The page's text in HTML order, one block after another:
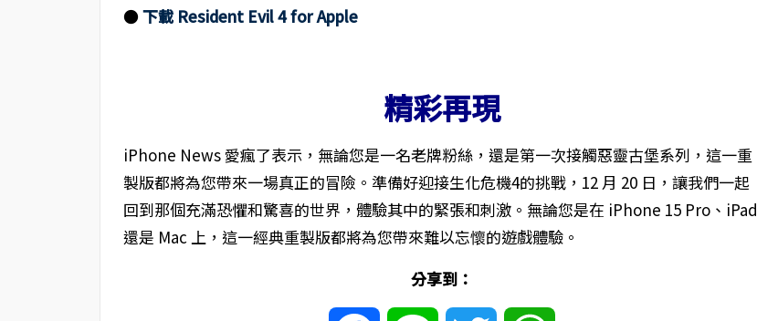
●下載 Resident Evil 4 for Apple
精彩再現
iPhone News 愛瘋了表示，無論您是一名老牌粉絲，還是第一次接觸惡靈古堡系列，這一重
製版都將為您帶來一場真正的冒險。準備好迎接生化危機4的挑戰，12 月 20 日，讓我們一起
回到那個充滿恐懼和驚喜的世界，體驗其中的緊張和刺激。無論您是在 iPhone 15 Pro、iPad
還是 Mac 上，這一經典重製版都將為您帶來難以忘懷的遊戲體驗。
分享到：